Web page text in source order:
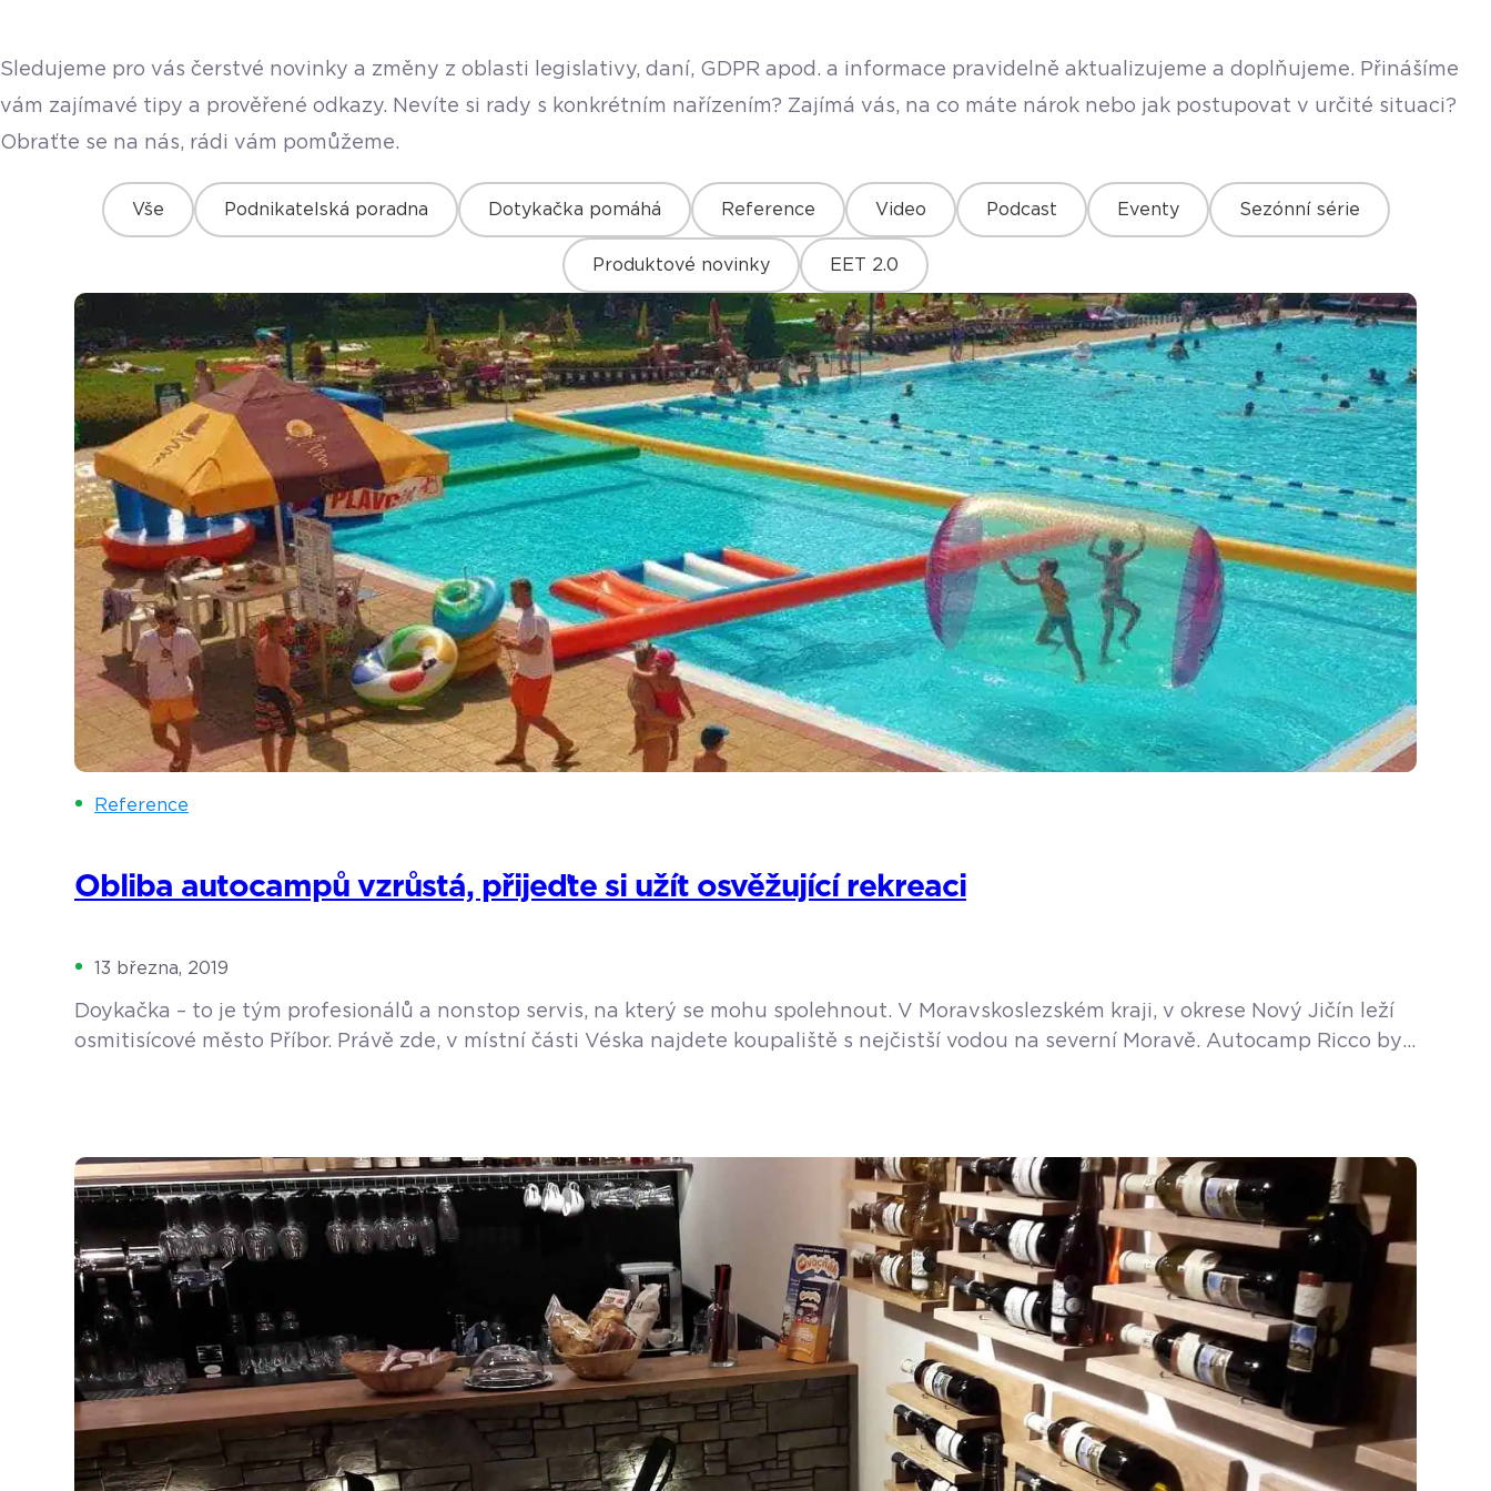
Sledujeme pro vás čerstvé novinky a změny z oblasti legislativy, daní, GDPR apod. a informace pravidelně aktualizujeme a doplňujeme. Přinášíme
vám zajímavé tipy a prověřené odkazy. Nevíte si rady s konkrétním nařízením? Zajímá vás, na co máte nárok nebo jak postupovat v určité situaci?
Obraťte se na nás, rádi vám pomůžeme.
Vše Podnikatelská poradna Dotykačka pomáhá Reference Video Podcast Eventy Sezónní série
Produktové novinky EET 2.0
Reference
Obliba autocampů vzrůstá, přijeďte si užít osvěžující rekreaci
13 března, 2019
Doykačka – to je tým profesionálů a nonstop servis, na který se mohu spolehnout. V Moravskoslezském kraji, v okrese Nový Jičín leží
osmitisícové město Příbor. Právě zde, v místní části Véska najdete koupaliště s nejčistší vodou na severní Moravě. Autocamp Ricco byl